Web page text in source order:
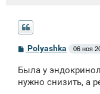
С
б
щ
е
Polyashka 06 ноя
Была у
нужно снизить, а